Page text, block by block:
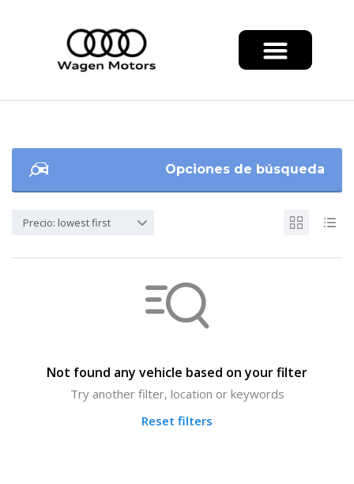
Opciones de búsqueda
Precio: lowest first
Not found any vehicle based on your filter
Try another filter, location or keywords
Reset filters